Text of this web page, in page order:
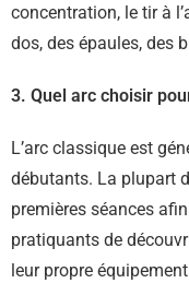
concentration, le tir à
dos, des épaules, des
3. Quel arc choisir
L’arc classique est
débutants. La plupart
premières séances
pratiquants de
leur propre